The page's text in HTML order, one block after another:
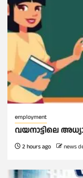
employment
വയനാട്ടിലെ
2 hours ago news